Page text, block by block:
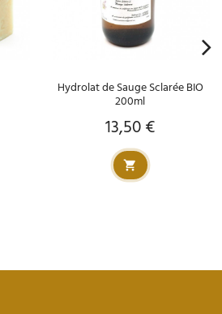
Hydrolat de Sauge Sclarée BIO
200ml
Prix
13,50 €